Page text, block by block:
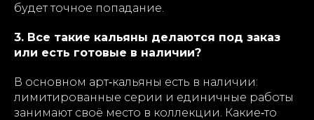
будет точное попадание.
3. Все такие кальяны делаются под заказ
или есть готовые в наличии?
В основном арт‑кальяны есть в наличии:
лимитированные серии и единичные работы
занимают своё место в коллекции. Какие‑то